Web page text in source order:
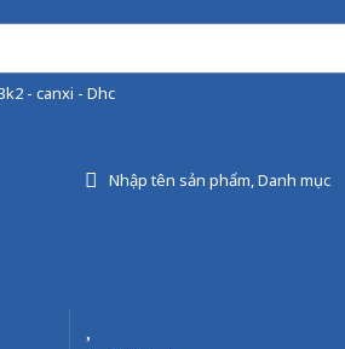
- canxi - Dhc
Nhập tên sản phẩm, Danh mục